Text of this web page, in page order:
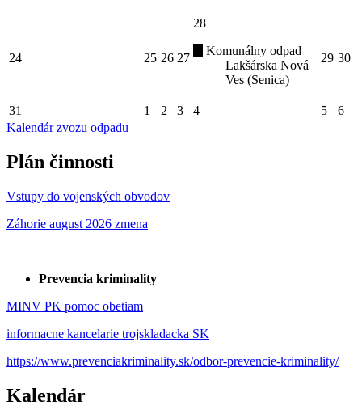
24 25 26 27
28
Komunálny odpad
Lakšárska Nová
Ves (Senica)
29 30
31 1 2 3 4 5
6
Kalendár zvozu odpadu
Plán činnosti
Vstupy do vojenských obvodov
Záhorie august 2026 zmena
Prevencia kriminality
MINV PK pomoc obetiam
informacne kancelarie trojskladacka SK
https://www.prevenciakriminality.sk/odbor-prevencie-kriminality/
Kalendár